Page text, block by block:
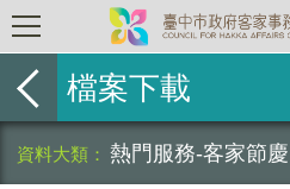
檔案下載
熱門服務-客家節慶